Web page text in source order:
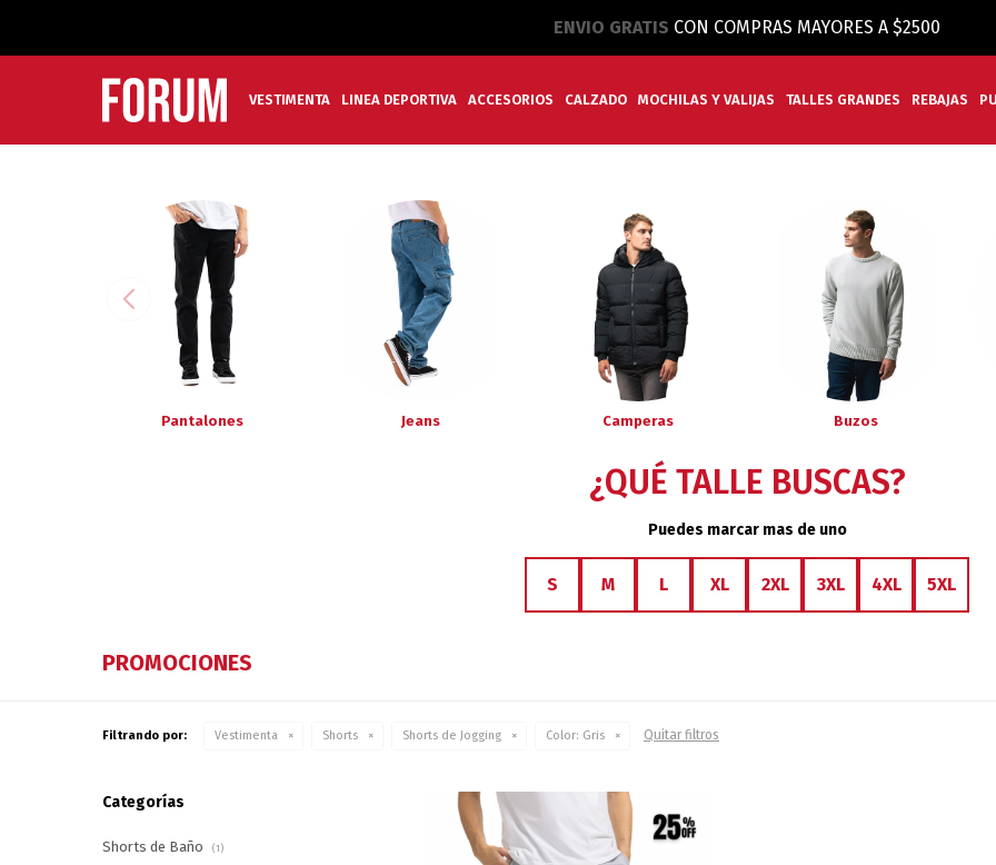
ENVIO GRATIS CON COMPRAS MAYORES A $2500
VESTIMENTA LINEA DEPORTIVA ACCESORIOS CALZADO MOCHILAS Y VALIJAS TALLES GRANDES REBAJAS
Pantalones Jeans Camperas Buzos
¿QUÉ TALLE BUSCAS?
Puedes marcar mas de uno
S M L XL 2XL 3XL 4XL 5XL
PROMOCIONES
Filtrando por: Vestimenta Shorts Shorts de Jogging Color: Gris Quitar filtros
Categorías
Shorts de Baño (1)